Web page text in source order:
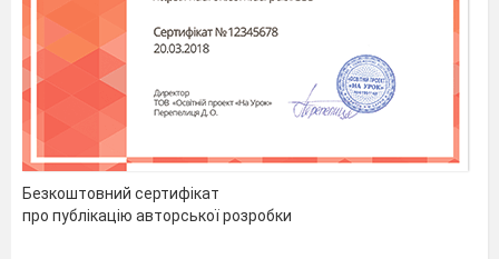
Безкоштовний сертифікат
про публікацію авторської розробки